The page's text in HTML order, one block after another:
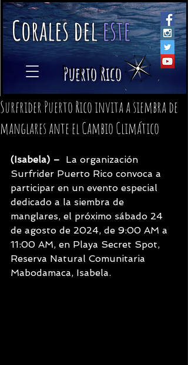
Coralesdeleste​
Puerto Rico
Surfrider Puerto Rico invita a siembra de
manglares ante el Cambio Climático
(Isabela) – La organización
Surfrider Puerto Rico convoca a
participar en un evento especial
dedicado a la siembra de
manglares, el próximo sábado 24
de agosto de 2024, de 9:00 AM a
11:00 AM, en Playa Secret Spot,
Reserva Natural Comunitaria
Mabodamaca, Isabela.